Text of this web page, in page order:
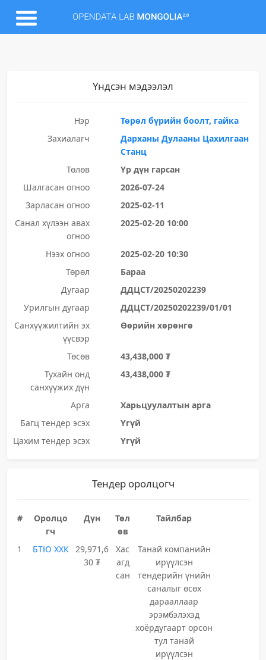
Үндсэн мэдээлэл
Нэр
Төрөл бүрийн боолт, гайка
Захиалагч
Дарханы Дулааны Цахилгаан
Станц
Төлөв
Үр дүн гарсан
Шалгасан огноо
2026-07-24
Зарласан огноо
2025-02-11
Санал хүлээн авах
огноо
2025-02-20 10:00
Нээх огноо
2025-02-20 10:30
Төрөл
Бараа
Дугаар
ДДЦСТ/20250202239
Урилгын дугаар
ДДЦСТ/20250202239/01/01
Санхүүжилтийн эх
үүсвэр
Өөрийн хөрөнгө
Төсөв
43,438,000 ₮
Тухайн онд
санхүүжих дүн
43,438,000 ₮
Арга
Харьцуулалтын арга
Багц тендер эсэх
Үгүй
Цахим тендер эсэх
Үгүй
Тендер оролцогч
#
Оролцо
гч
Дүн
Төл
өв
Тайлбар
1 БТЮ ХХК 29,971,6
30 ₮
Хас
агд
сан
Танай компанийн
ирүүлсэн
тендерийн үнийн
саналыг өсөх
дарааллаар
эрэмбэлэхэд
хоёрдугаарт орсон
тул танай
ирүүлсэн